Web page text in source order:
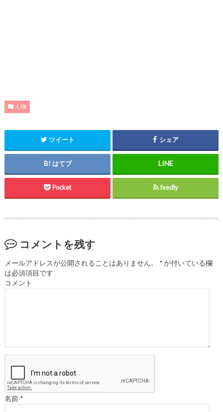
人物
ツイート シェア
はてブ
Pocket feedly
コメントを残す
メールアドレスが公開されることはありません。 *が付いている欄
は必須項目です
コメント
名前 *